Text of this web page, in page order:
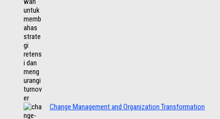
Change Management and Organization Transformation